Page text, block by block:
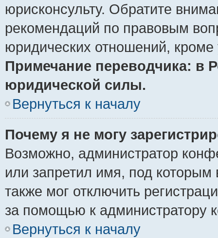
юрисконсульту. Обратите
рекомендаций по правовым
юридических отношений,
Примечание переводчика: в
юридической силы.
Вернуться к началу
Почему я не могу
Возможно, администратор
или запретил имя, под которым
также мог отключить
за помощью к администратору
Вернуться к началу